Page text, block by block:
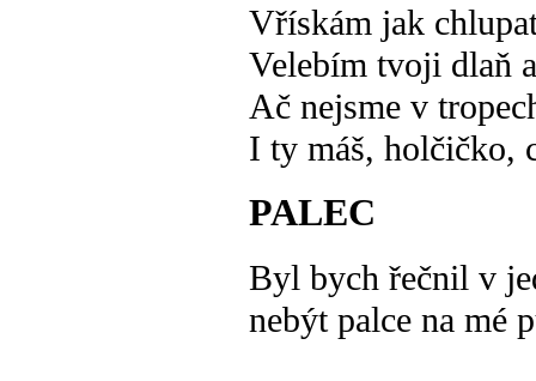
Vřískám jak
Velebím tvoji dlaň
Ač nejsme v
I ty máš, holčičko,
PALEC
Byl bych řečnil v
nebýt palce na mé